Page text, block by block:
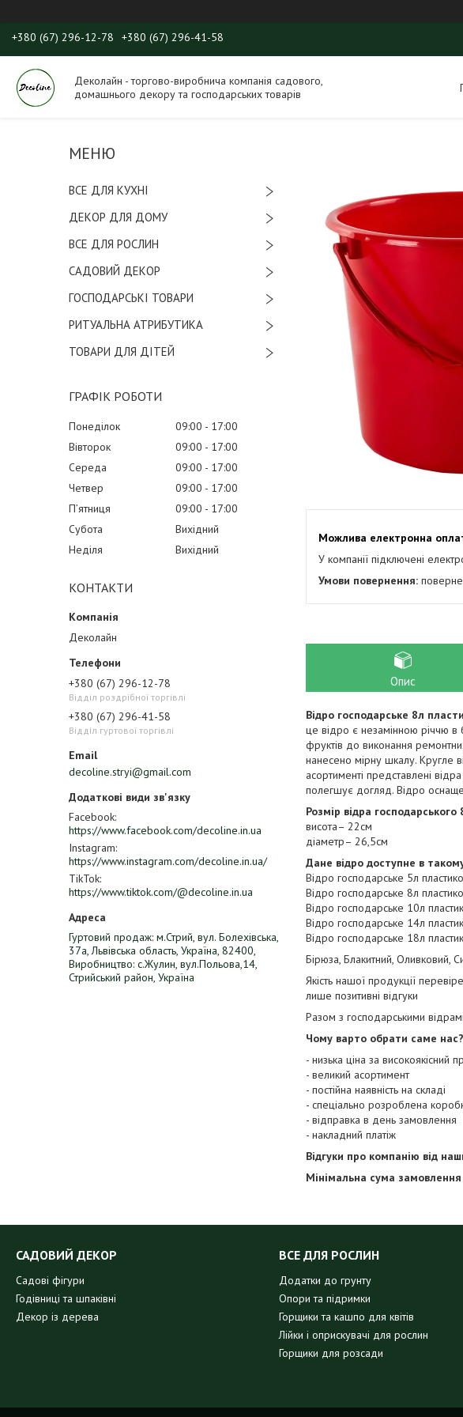
+380 (67) 296-12-78 +380 (67) 296-41-58
Деколайн - торгово-виробнича компанія садового,
домашнього декору та господарських товарів
ВСЕ ДЛЯ КУХНІ
ДЕКОР ДЛЯ ДОМУ
ВСЕ ДЛЯ РОСЛИН
САДОВИЙ ДЕКОР
ГОСПОДАРСЬКІ ТОВАРИ
РИТУАЛЬНА АТРИБУТИКА
ТОВАРИ ДЛЯ ДІТЕЙ
ГРАФІК РОБОТИ
Понеділок 09:00
17:00
Вівторок
09:00
17:00
Середа
09:00
17:00
Четвер
09:00
17:00
Пʼятниця
09:00
17:00
Субота
Вихідний
Неділя
Вихідний
КОНТАКТИ
Деколайн
+380 (67) 296-12-78
Відділ роздрібної торгівлі
+380 (67) 296-41-58
Відділ гуртової торгівлі
decoline.stryi@gmail.com
Facebook
https://www.facebook.com/decoline.in.ua
Instagram
https://www.instagram.com/decoline.in.ua/
TikTok
https://www.tiktok.com/@decoline.in.ua
Гуртовий продаж: м.Стрий, вул. Болехівська,
37а, Львівська область, Україна, 82400,
Виробництво: с.Жулин, вул.Польова,14,
Стрийський район, Україна
У компанії підключені
Опис
Відро господарське 8л
це відро є незамінною річчю в
фруктів до виконання
нанесено мірну шкалу. Кругле
асортименті представлені
полегшує догляд. Відро
Розмір відра господарського
висота– 22см
діаметр– 26,5см
Дане відро доступне в
Відро господарське 5л
Відро господарське 8л
Відро господарське 10л
Відро господарське 14л
Відро господарське 18л
Бірюза, Блакитний, Оливковий,
Якість нашої продукції
лише позитивні відгуки
Разом з господарськими
Чому варто обрати саме нас?
- низька ціна за високоякісний
- великий асортимент
- постійна наявність на складі
- спеціально розроблена
- відправка в день замовлення
- накладний платіж
Відгуки про компанію від
Мінімальна сума
САДОВИЙ ДЕКОР
Садові фігури
Годівниці та шпаківні
Декор із дерева
ВСЕ ДЛЯ РОСЛИН
Додатки до грунту
Опори та підримки
Горщики та кашпо для квітів
Лійки і оприскувачі для рослин
Горщики для розсади